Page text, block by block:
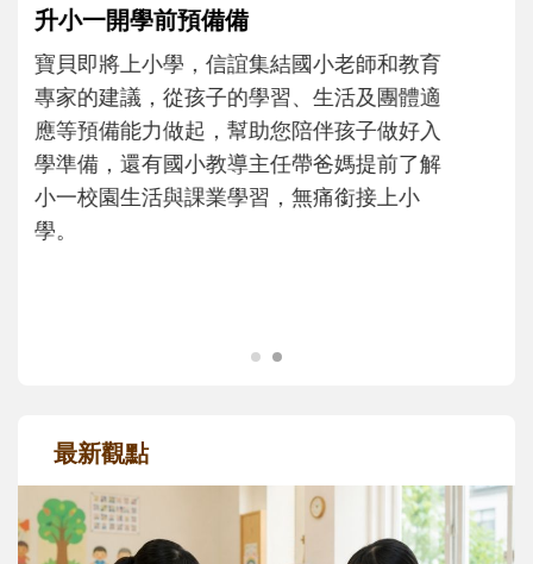
和孩子一起長大的那個男人│讀懂父親的
不同模樣
沒有人天生就擅長當爸爸！男人總是在一次
次「前所未有」的體驗中，跟著孩子一起長
大。從給予安全感的肢體遊戲，到獨立自
主、角色認同及解決問題的能力養成。爸爸
正嘗試用不同的模樣，參與孩子每個重要的
最新觀點